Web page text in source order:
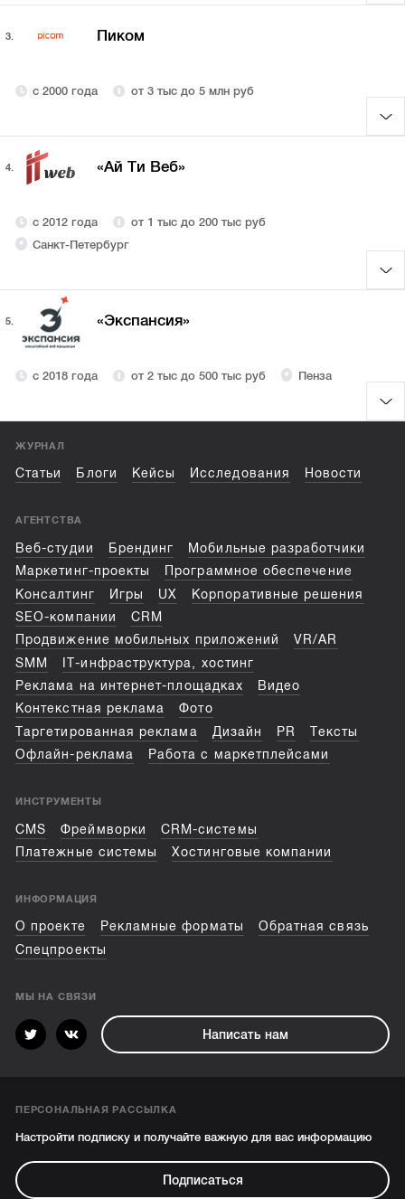
3. Пиком
с 2000 года от 3 тыс до 5 млн руб
4. «Ай Ти Веб»
с 2012 года
от 1 тыс до 200 тыс руб
Санкт-Петербург
5. «Экспансия»
с 2018 года от 2 тыс до 500 тыс руб Пенза
ЖУРНАЛ
Статьи Блоги Кейсы Исследования Новости
АГЕНТСТВА
Веб-студии Брендинг
Мобильные разработчики
Маркетинг-проекты
Программное обеспечение
Консалтинг
Игры UX
Корпоративные решения
SEO-компании
CRM
Продвижение мобильных приложений
VR/AR
SMM
IT-инфраструктура, хостинг
Реклама на интернет-площадках
Видео
Контекстная реклама
Фото
Таргетированная реклама
Дизайн PR
Тексты
Офлайн-реклама
Работа с маркетплейсами
ИНСТРУМЕНТЫ
CMS Фреймворки
CRM-системы
Платежные системы
Хостинговые компании
ИНФОРМАЦИЯ
О проекте Рекламные форматы
Обратная связь
Спецпроекты
МЫ НА СВЯЗИ
Написать нам
ПЕРСОНАЛЬНАЯ РАССЫЛКА
Настройти подписку и получайте важную для вас информацию
Подписаться